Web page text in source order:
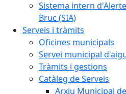
Sistema intern
Bruc (SIA)
Serveis i tràmits
Oficines municipals
Servei municipal
Tràmits i gestions
Catàleg de Serveis
Arxiu Municipal